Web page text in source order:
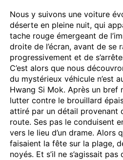
Nous y suivons une voiture
déserte en pleine nuit, qui
tache rouge émergeant de
droite de l’écran, avant de se
progressivement et de
C’est alors que nous
du mystérieux véhicule n’est
Hwang Si Mok. Après un bref
lutter contre le brouillard
attiré par un détail provenant
route. Ses pas le conduisent
vers le lieu d’un drame. Alors
faisaient la fête sur la plage,
noyés. Et s’il ne s’agissait pas